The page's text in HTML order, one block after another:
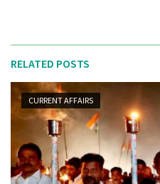
RELATED POSTS
CURRENT AFFAIRS